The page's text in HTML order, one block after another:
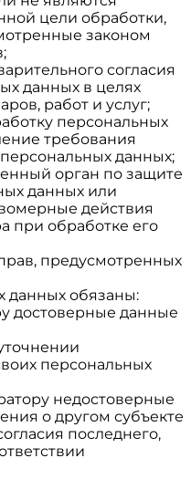
цели обработки,
законом
согласия
данных в целях
работ и услуг;
персональных
требования
данных;
орган по защите
данных или
действия
при обработке его
предусмотренных
данных обязаны:
достоверные данные
персональных
недостоверные
о другом субъекте
последнего,